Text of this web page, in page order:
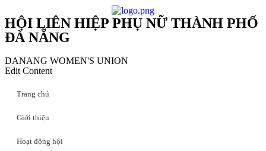
HỘI LIÊN HIỆP PHỤ NỮ THÀNH PHỐ
ĐÀ NẴNG
DANANG WOMEN'S UNION
Edit Content
Trang chủ
Giới thiệu
Hoạt động hội